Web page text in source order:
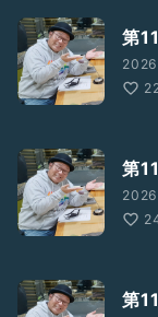
第
第
第